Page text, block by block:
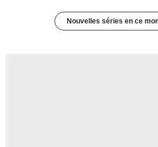
Nouvelles séries en ce